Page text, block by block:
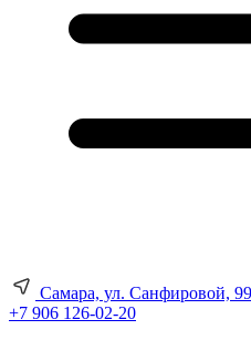
Самара, ул. Санфировой,
+7 906 126-02-20